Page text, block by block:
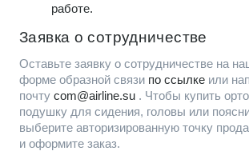
работе.
Заявка о сотрудничестве
Оставьте заявку о сотрудничестве на
форме образной связи по ссылке или
почту com@airline.su . Чтобы купить
подушку для сидения, головы или
выберите авторизированную точку
и оформите заказ.